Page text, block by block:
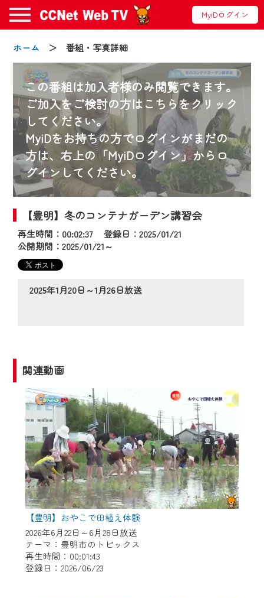
MyiDログイン
ホーム ＞ 番組・写真詳細
この番組は加入者様のみ閲覧できます。
ご加入をご検討の方はこちらをクリック
してください。
MyiDをお持ちの方でログインがまだの
方は、右上の「MyiDログイン」からロ
グインしてください。
【豊明】冬のコンテナガーデン講習会
再生時間：00:02:37 登録日：2025/01/21
公開期間：2025/01/21～
2025年1月20日～1月26日放送
関連動画
【豊明】おやこで田植え体験
2026年6月22日～6月28日放送
テーマ：豊明市のトピックス
再生時間：00:01:43
登録日：2026/06/23
お知らせ
2024/09/02
動画配信サービス『CCNet Web TV』は2024
年9月24日からリニューアルします！
【変更点】
◆デザイン変更により、お住まいの地域
の動画コンテンツが一目瞭然。
◆当社アプリやＰＣブラウザから、いつ
でも・どこでも・外出先でも！
2024年9月24日からはご加入者様へのサー
ビス向上のため、
『CCNet Web TV』を利用いただくには、
一部コンテンツを除き、
CCNetサービスへの加入と『CCNetマイ
ページ※』へのログインが必要となりま
す。
何卒、ご理解ご了承の程よろしくお願い
いたします。
※マイページへのログインには、MyIDが必
要となります。
※MyIDとは、CCNet Web TVを含むCCNetの
各種サービスをご利用頂くためのIDです。